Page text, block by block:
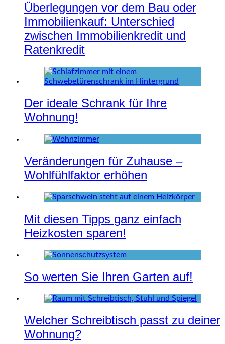
Überlegungen vor dem Bau oder
Immobilienkauf: Unterschied
zwischen Immobilienkredit und
Ratenkredit
Der ideale Schrank für Ihre
Wohnung!
Veränderungen für Zuhause –
Wohlfühlfaktor erhöhen
Mit diesen Tipps ganz einfach
Heizkosten sparen!
So werten Sie Ihren Garten auf!
Welcher Schreibtisch passt zu deiner
Wohnung?